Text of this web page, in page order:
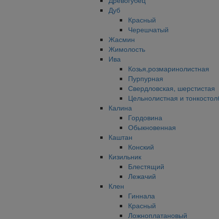
Дуб
Красный
Черешчатый
Жасмин
Жимолость
Ива
Козья,розмаринолистная
Пурпурная
Свердловская, шерстистая
Цельнолистная и
Калина
Гордовина
Обыкновенная
Каштан
Конский
Кизильник
Блестящий
Лежачий
Клен
Гиннала
Красный
Ложноплатановый